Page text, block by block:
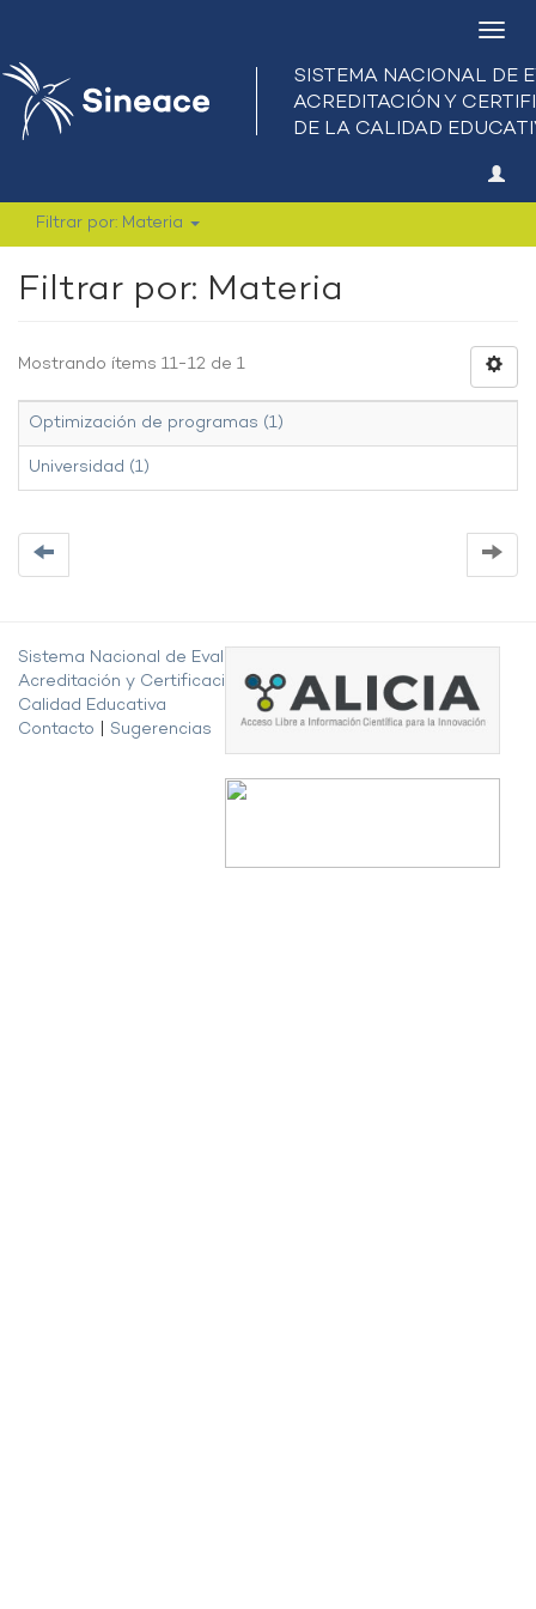
Filtrar por: Materia
Filtrar por: Materia
Mostrando ítems 11-12 de 1
Optimización de programas (1)
Universidad (1)
Sistema Nacional de Evaluación,
Acreditación y Certificación de la
Calidad Educativa
Contacto
Sugerencias